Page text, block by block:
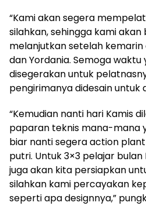
“Kami akan segera
silahkan, sehingga kami
melanjutkan setelah kemarin
dan Yordania. Semoga waktu
disegerakan untuk
pengirimanya didesain untuk
“Kemudian nanti hari Kamis
paparan teknis mana-mana
biar nanti segera action
putri. Untuk 3×3 pelajar bulan
juga akan kita persiapkan
silahkan kami percayakan
seperti apa designnya,”